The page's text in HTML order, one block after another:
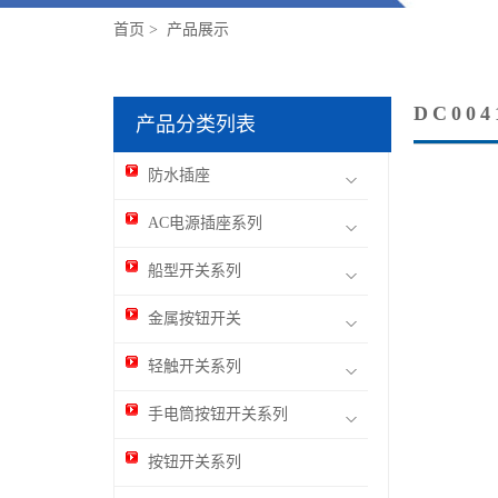
首页 > 产品展示
产品分类列表
防水插座
AC电源插座系列
船型开关系列
金属按钮开关
轻触开关系列
手电筒按钮开关系列
按钮开关系列